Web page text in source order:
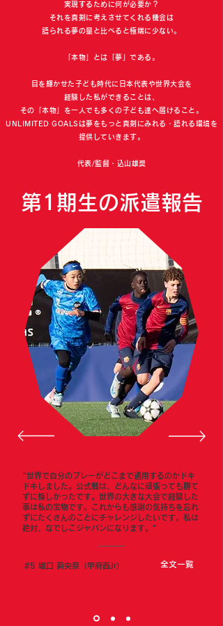
実現するために何が必要か？
それを真剣に考えさせてくれる機会は
語られる夢の量と比べると極端に少ない。
「本物」とは「夢」である。
目を輝かせた子ども時代に日本代表や世界大会を
経験した私ができることは、
その「本物」を一人でも多くの子ども達へ届けること。
UNLIMITED GOALSは夢をもっと真剣にみれる・語れる環境を
提供していきます。
​代表/監督・込山雄奨
​第1期生の派遣報告
"世界で自分のプレーがどこまで通用するのかドキ
ドキしました。公式戦は、どんなに頑張っても勝て
ずに悔しかったです。世界の大きな大会で経験した
事は私の宝物です。これからも感謝の気持ちを忘れ
ずにたくさんのことにチャレンジしたいです。私は
絶対、なでしこジャパンになります。"
#5 堀口 莉央奈（甲府西Jr） 全文一覧